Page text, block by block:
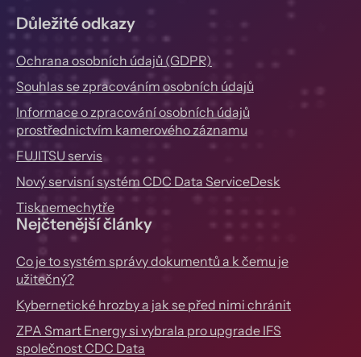
Důležité odkazy
Ochrana osobních údajů (GDPR)
Souhlas se zpracováním osobních údajů
Informace o zpracování osobních údajů
prostřednictvím kamerového záznamu
FUJITSU servis
Nový servisní systém CDC Data ServiceDesk
Tisknemechytře
Nejčtenější články
Co je to systém správy dokumentů a k čemu je
užitečný?
Kybernetické hrozby a jak se před nimi chránit
ZPA Smart Energy si vybrala pro upgrade IFS
společnost CDC Data